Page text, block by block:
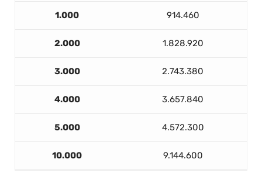
1.000 914.460
2.000 1.828.920
3.000 2.743.380
4.000 3.657.840
5.000 4.572.300
10.000 9.144.600